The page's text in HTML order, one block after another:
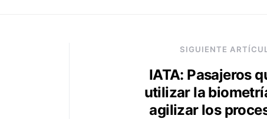
SIGUIENTE
IATA: Pasajeros
utilizar la
agilizar los